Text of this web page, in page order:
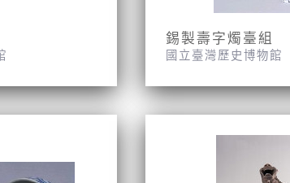
錫製壽字燭臺組
國立臺灣歷史博物館